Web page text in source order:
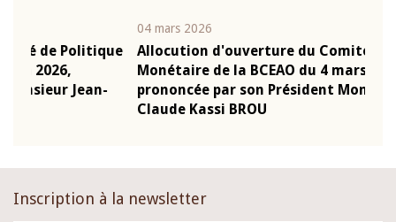
Allocution d'ouverture du Comité de Politique
Monétaire de la BCEAO du 4 mars 2026,
prononcée par son Président Monsieur Jean-
Claude Kassi BROU
Inscription à la newsletter